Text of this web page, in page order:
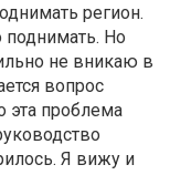
регион.
поднимать. Но
не вникаю в
вопрос
эта проблема
Я вижу и